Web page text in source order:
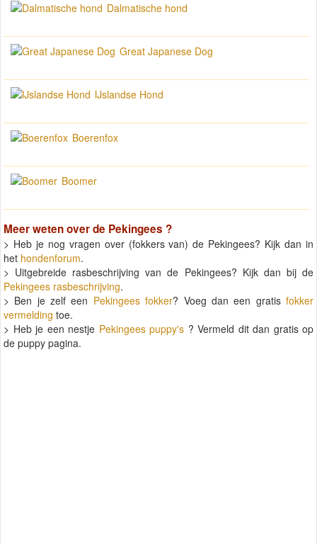
Dalmatische hond
Great Japanese Dog
IJslandse Hond
Boerenfox
Boomer
Meer weten over de Pekingees ?
> Heb je nog vragen over (fokkers van) de Pekingees? Kijk dan in
het hondenforum.
> Uitgebreide rasbeschrijving van de Pekingees? Kijk dan bij de
Pekingees rasbeschrijving.
> Ben je zelf een Pekingees fokker? Voeg dan een gratisfokker
vermelding toe.
> Heb je een nestje Pekingees puppy's ? Vermeld dit dan gratis op
de puppy pagina.